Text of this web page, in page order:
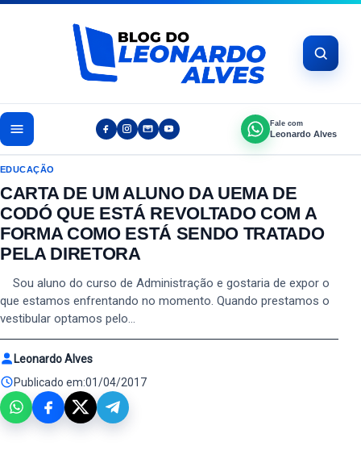
Pular para o conteúdo
Fale com
Leonardo Alves
EDUCAÇÃO
CARTA DE UM ALUNO DA UEMA DE
CODÓ QUE ESTÁ REVOLTADO COM A
FORMA COMO ESTÁ SENDO TRATADO
PELA DIRETORA
Sou aluno do curso de Administração e gostaria de expor o
que estamos enfrentando no momento. Quando prestamos o
vestibular optamos pelo…
Leonardo Alves
Publicado em:01/04/2017